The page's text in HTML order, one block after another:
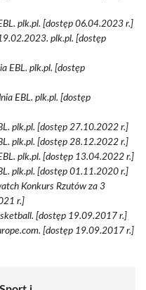
plk.pl. [dostęp 06.04.2023 r.]
plk.pl. [dostęp
EBL. plk.pl. [dostęp
EBL. plk.pl. [dostęp
plk.pl. [dostęp 27.10.2022 r.]
plk.pl. [dostęp 28.12.2022 r.]
plk.pl. [dostęp 13.04.2022 r.]
plk.pl. [dostęp 01.11.2020 r.]
Konkurs Rzutów za 3
r.]
[dostęp 19.09.2017 r.]
[dostęp 19.09.2017 r.]